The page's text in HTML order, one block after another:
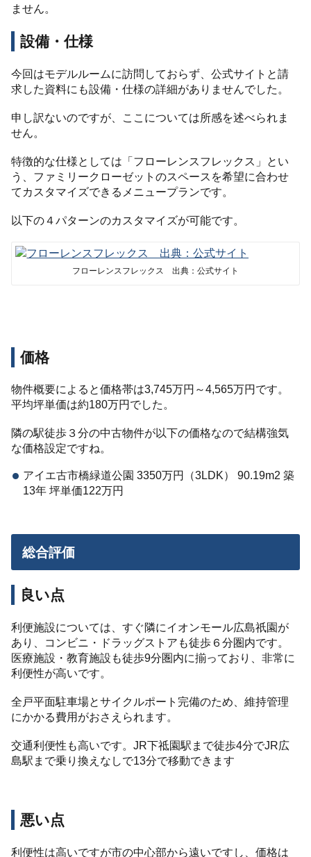
ません。
設備・仕様
今回はモデルルームに訪問しておらず、公式サイトと請
求した資料にも設備・仕様の詳細がありませんでした。
申し訳ないのですが、ここについては所感を述べられま
せん。
特徴的な仕様としては「フローレンスフレックス」とい
う、ファミリークローゼットのスペースを希望に合わせ
てカスタマイズできるメニュープランです。
以下の４パターンのカスタマイズが可能です。
フローレンスフレックス 出典：公式サイト
価格
物件概要によると価格帯は3,745万円～4,565万円です。
平均坪単価は約180万円でした。
隣の駅徒歩３分の中古物件が以下の価格なので結構強気
な価格設定ですね。
アイエ古市橋緑道公園 3350万円（3LDK） 90.19m2 築
13年 坪単価122万円
総合評価
良い点
利便施設については、すぐ隣にイオンモール広島祇園が
あり、コンビニ・ドラッグストアも徒歩６分圏内です。
医療施設・教育施設も徒歩9分圏内に揃っており、非常に
利便性が高いです。
全戸平面駐車場とサイクルポート完備のため、維持管理
にかかる費用がおさえられます。
交通利便性も高いです。JR下祗園駅まで徒歩4分でJR広
島駅まで乗り換えなしで13分で移動できます
悪い点
利便性は高いですが市の中心部から遠いですし、価格は